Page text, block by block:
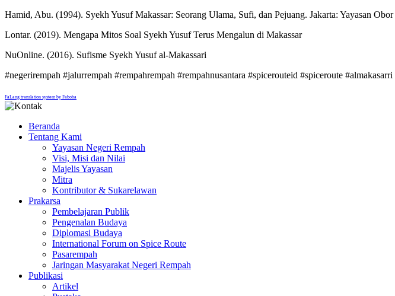
Hamid, Abu. (1994). Syekh Yusuf Makassar: Seorang Ulama, Sufi, dan Pejuang. Jakarta: Yayasan Obor
Lontar. (2019). Mengapa Mitos Soal Syekh Yusuf Terus Mengalun di Makassar
NuOnline. (2016). Sufisme Syekh Yusuf al-Makassari
#negerirempah #jalurrempah #rempahrempah #rempahnusantara #spicerouteid #spiceroute #almakasarri
FaLang translation system by Faboba
Beranda
Tentang Kami
Yayasan Negeri Rempah
Visi, Misi dan Nilai
Majelis Yayasan
Mitra
Kontributor & Sukarelawan
Prakarsa
Pembelajaran Publik
Pengenalan Budaya
Diplomasi Budaya
International Forum on Spice Route
Pasarempah
Jaringan Masyarakat Negeri Rempah
Publikasi
Artikel